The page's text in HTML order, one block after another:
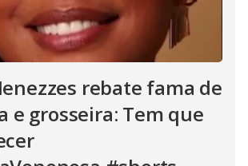
rebate fama de
e grosseira: Tem que